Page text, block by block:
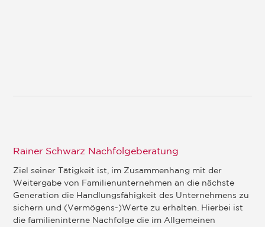
Rainer Schwarz Nachfolgeberatung
Ziel seiner Tätigkeit ist, im Zusammenhang mit der
Weitergabe von Familienunternehmen an die nächste
Generation die Handlungsfähigkeit des Unternehmens zu
sichern und (Vermögens-)Werte zu erhalten. Hierbei ist
die familieninterne Nachfolge die im Allgemeinen